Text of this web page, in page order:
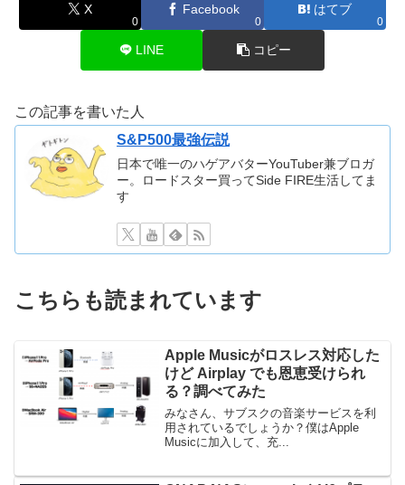
X
0
Facebook
0
はてブ
0
LINE コピー
この記事を書いた人
S&P500最強伝説
日本で唯一のハゲアバターYouTuber兼ブロガ
ー。ロードスター買ってSide FIRE生活してま
す
こちらも読まれています
Apple Musicがロスレス対応した
けど Airplay でも恩恵受けられ
る？調べてみた
みなさん、サブスクの音楽サービスを利
用されているでしょうか？僕はApple
Musicに加入して、充...